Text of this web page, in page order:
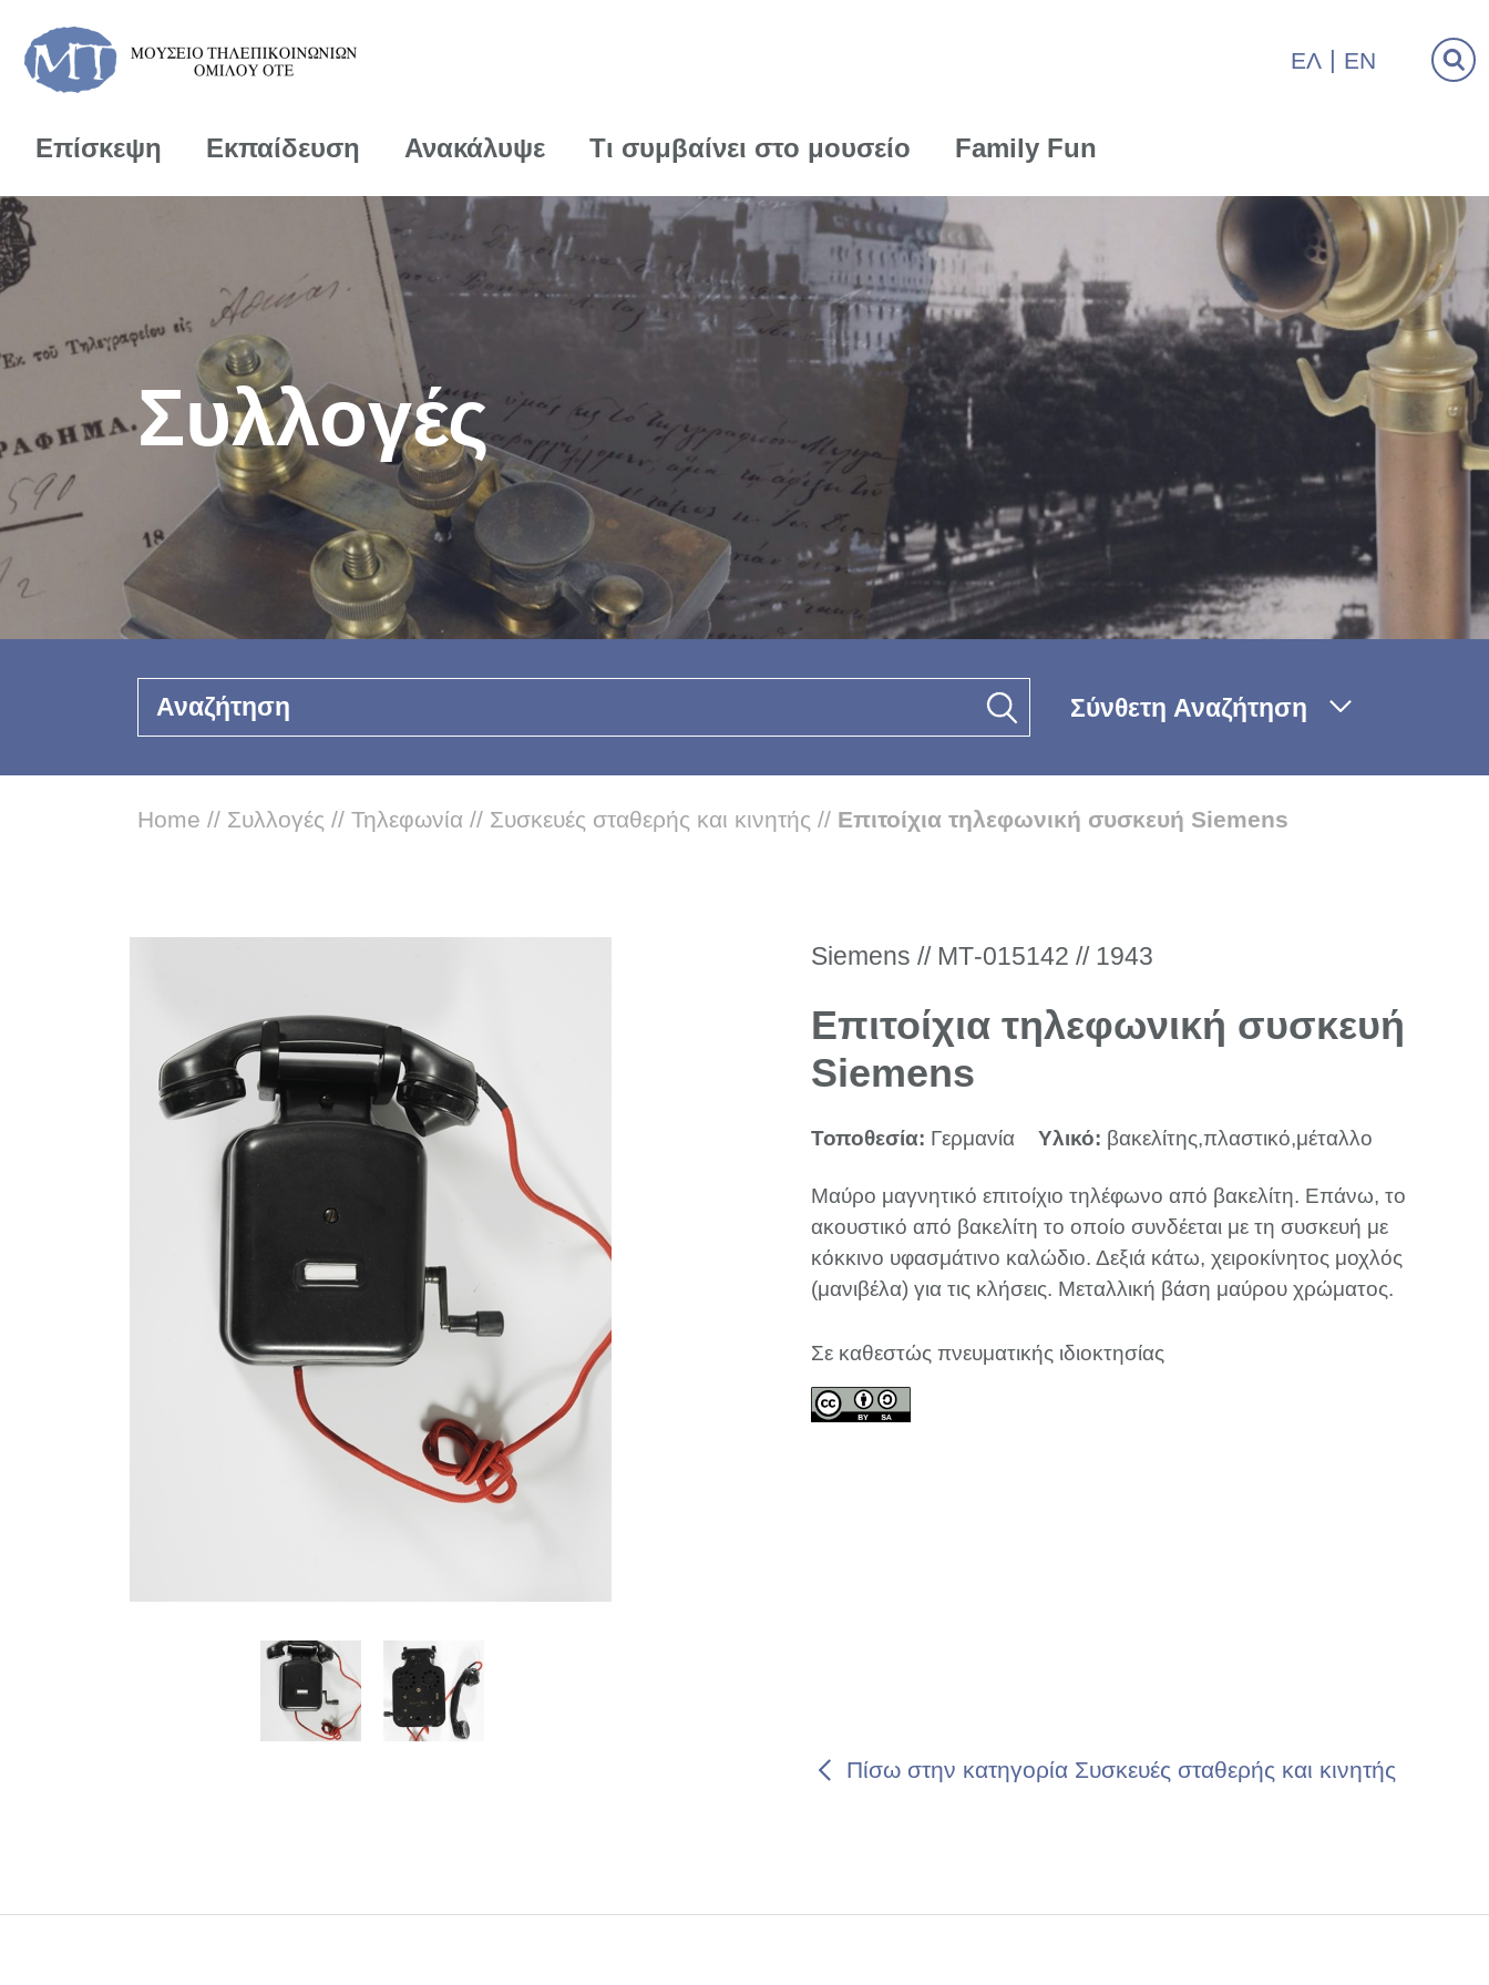
ΕΛ EN
Επίσκεψη Εκπαίδευση Ανακάλυψε Τι συμβαίνει στο μουσείο Family Fun
Συλλογές
Αναζήτηση Σύνθετη Αναζήτηση
Home // Συλλογές // Τηλεφωνία // Συσκευές σταθερής και κινητής // Επιτοίχια τηλεφωνική συσκευή Siemens
Πίσω στην κατηγορία Συσκευές σταθερής και κινητής
Siemens // ΜΤ-015142 // 1943
Επιτοίχια τηλεφωνική συσκευή
Siemens
Τοποθεσία: Γερμανία Υλικό: βακελίτης,πλαστικό,μέταλλο
Μαύρο μαγνητικό επιτοίχιο τηλέφωνο από βακελίτη. Επάνω, το
ακουστικό από βακελίτη το οποίο συνδέεται με τη συσκευή με
κόκκινο υφασμάτινο καλώδιο. Δεξιά κάτω, χειροκίνητος μοχλός
(μανιβέλα) για τις κλήσεις. Μεταλλική βάση μαύρου χρώματος.
Σε καθεστώς πνευματικής ιδιοκτησίας